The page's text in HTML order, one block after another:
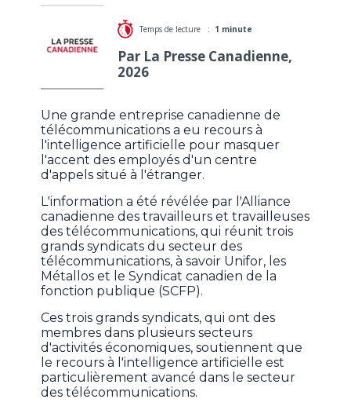
Temps de lecture : 1 minute
Par La Presse Canadienne,
2026
Une grande entreprise canadienne de
télécommunications a eu recours à
l'intelligence artificielle pour masquer
l'accent des employés d'un centre
d'appels situé à l'étranger.
L'information a été révélée par l'Alliance
canadienne des travailleurs et travailleuses
des télécommunications, qui réunit trois
grands syndicats du secteur des
télécommunications, à savoir Unifor, les
Métallos et le Syndicat canadien de la
fonction publique (SCFP).
Ces trois grands syndicats, qui ont des
membres dans plusieurs secteurs
d'activités économiques, soutiennent que
le recours à l'intelligence artificielle est
particulièrement avancé dans le secteur
des télécommunications.